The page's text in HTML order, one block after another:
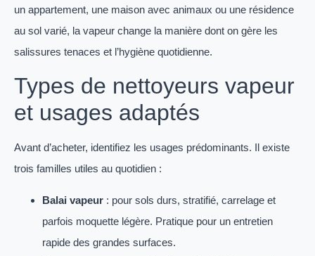
un appartement, une maison avec animaux ou une résidence
au sol varié, la vapeur change la manière dont on gère les
salissures tenaces et l’hygiène quotidienne.
Types de nettoyeurs vapeur
et usages adaptés
Avant d’acheter, identifiez les usages prédominants. Il existe
trois familles utiles au quotidien :
Balai vapeur : pour sols durs, stratifié, carrelage et
parfois moquette légère. Pratique pour un entretien
rapide des grandes surfaces.